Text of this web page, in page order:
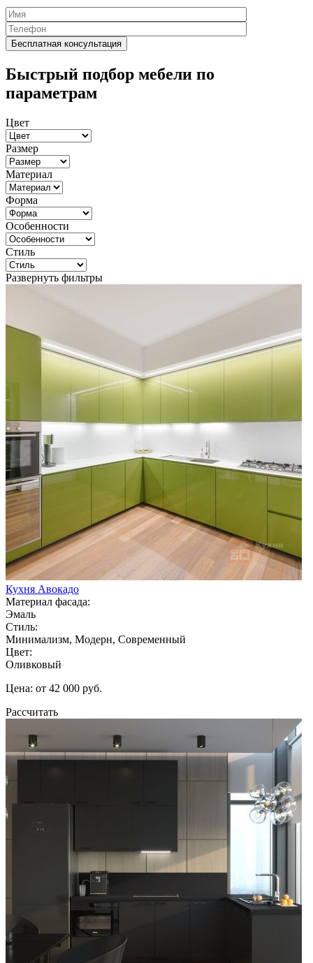
Быстрый подбор мебели по
параметрам
Цвет
Размер
Материал
Форма
Особенности
Стиль
Развернуть фильтры
Кухня Авокадо
Материал фасада:
Эмаль
Стиль:
Минимализм, Модерн, Современный
Цвет:
Оливковый
Цена: от 42 000 руб.
Рассчитать